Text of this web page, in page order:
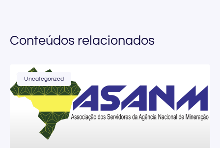
Conteúdos relacionados
Uncategorized